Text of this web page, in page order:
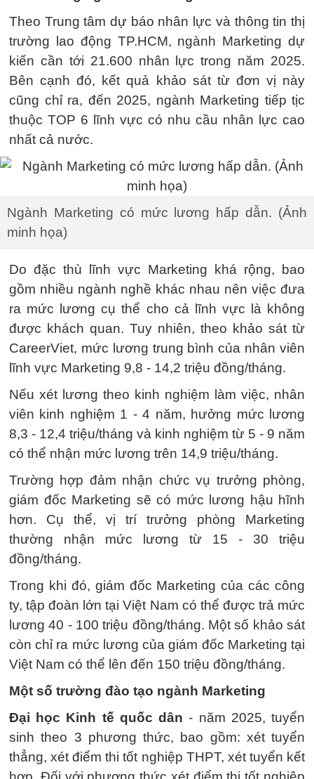
Theo Trung tâm dự báo nhân lực và thông tin thị
trường lao động TP.HCM, ngành Marketing dự
kiến cần tới 21.600 nhân lực trong năm 2025.
Bên cạnh đó, kết quả khảo sát từ đơn vị này
cũng chỉ ra, đến 2025, ngành Marketing tiếp tịc
thuộc TOP 6 lĩnh vực có nhu cầu nhân lực cao
nhất cả nước.
Ngành Marketing có mức lương hấp dẫn. (Ảnh
minh họa)
Do đặc thù lĩnh vực Marketing khá rộng, bao
gồm nhiều ngành nghề khác nhau nên việc đưa
ra mức lương cụ thể cho cả lĩnh vực là không
được khách quan. Tuy nhiên, theo khảo sát từ
CareerViet, mức lương trung bình của nhân viên
lĩnh vực Marketing 9,8 - 14,2 triệu đồng/tháng.
Nếu xét lương theo kinh nghiệm làm việc, nhân
viên kinh nghiệm 1 - 4 năm, hưởng mức lương
8,3 - 12,4 triệu/tháng và kinh nghiệm từ 5 - 9 năm
có thể nhận mức lương trên 14,9 triệu/tháng.
Trường hợp đảm nhận chức vụ trưởng phòng,
giám đốc Marketing sẽ có mức lương hậu hĩnh
hơn. Cụ thể, vị trí trưởng phòng Marketing
thường nhận mức lương từ 15 - 30 triệu
đồng/tháng.
Trong khi đó, giám đốc Marketing của các công
ty, tập đoàn lớn tại Việt Nam có thể được trả mức
lương 40 - 100 triệu đồng/tháng. Một số khảo sát
còn chỉ ra mức lương của giám đốc Marketing tại
Việt Nam có thể lên đến 150 triệu đồng/tháng.
Một số trường đào tạo ngành Marketing
Đại học Kinh tế quốc dân - năm 2025, tuyển
sinh theo 3 phương thức, bao gồm: xét tuyển
thẳng, xét điểm thi tốt nghiệp THPT, xét tuyển kết